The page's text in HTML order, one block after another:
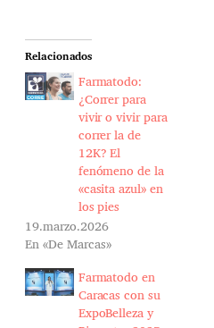
Relacionados
Farmatodo:
¿Correr para
vivir o vivir para
correr la de
12K? El
fenómeno de la
«casita azul» en
los pies
19.marzo.2026
En «De Marcas»
Farmatodo en
Caracas con su
ExpoBelleza y